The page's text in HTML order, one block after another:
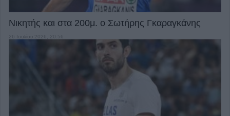
Νικητής και στα 200μ. ο Σωτήρης Γκαραγκάνης